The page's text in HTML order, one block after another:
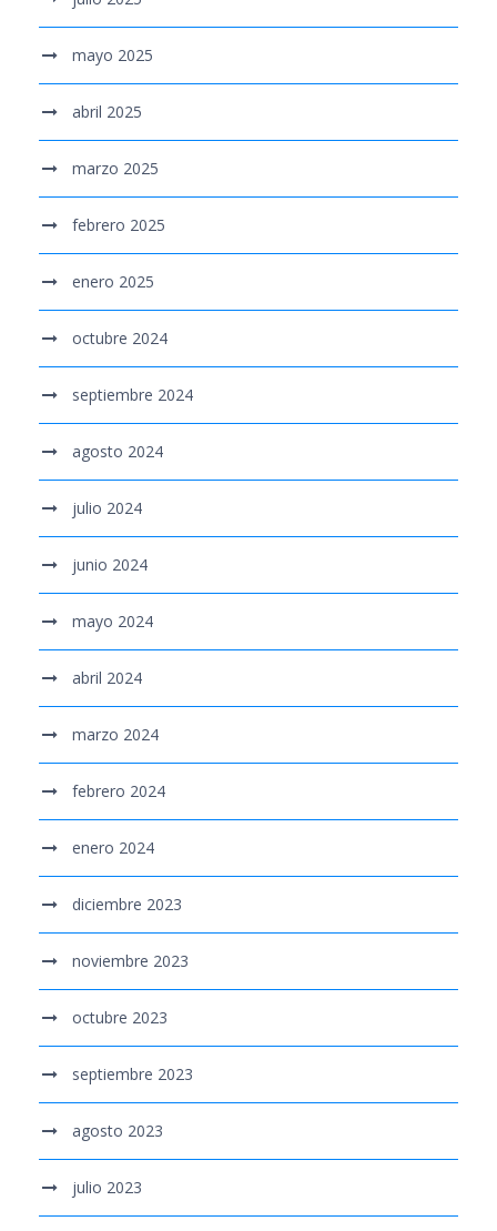
mayo 2025
abril 2025
marzo 2025
febrero 2025
enero 2025
octubre 2024
septiembre 2024
agosto 2024
julio 2024
junio 2024
mayo 2024
abril 2024
marzo 2024
febrero 2024
enero 2024
diciembre 2023
noviembre 2023
octubre 2023
septiembre 2023
agosto 2023
julio 2023